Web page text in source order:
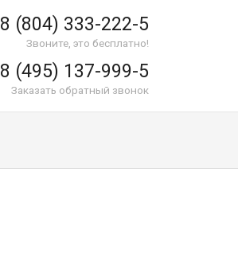
8 (804) 333-222-5
Звоните, это бесплатно!
8 (495) 137-999-5
Заказать обратный звонок